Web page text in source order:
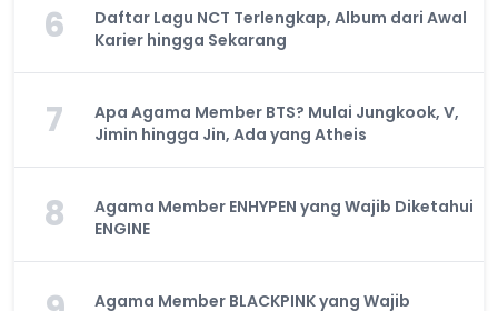
6
Daftar Lagu NCT Terlengkap, Album dari Awal
Karier hingga Sekarang
7
Apa Agama Member BTS? Mulai Jungkook, V,
Jimin hingga Jin, Ada yang Atheis
8
Agama Member ENHYPEN yang Wajib Diketahui
ENGINE
Agama Member BLACKPINK yang Wajib